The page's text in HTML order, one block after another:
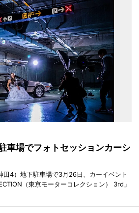
車場でフォトセッションカーシ
田4）地下駐車場で3月26日、カーイベント
（東京モーターコレクション） 3rd」